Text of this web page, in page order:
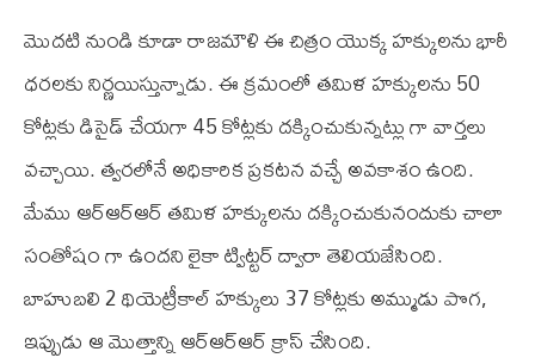
మొదటి నుండి కూడా రాజమౌళి ఈ చిత్రం యొక్క హక్కులను భారీ
ధరలకు నిర్ణయిస్తున్నాడు. ఈ క్రమంలో తమిళ హక్కులను 50
కోట్లకు డిసైడ్ చేయగా 45 కోట్లకు దక్కించుకున్నట్లు గా వార్తలు
వచ్చాయి. త్వరలోనే అధికారిక ప్రకటన వచ్చే అవకాశం ఉంది.
మేము ఆర్‌ఆర్‌ఆర్ తమిళ హక్కులను దక్కించుకునందుకు చాలా
సంతోషం గా ఉందని లైకా ట్విట్టర్ ద్వారా తెలియజేసింది.
బాహుబలి 2 థియెట్రీకాల్ హక్కులు 37 కోట్లకు అమ్ముడు పొగ,
ఇప్పుడు ఆ మొత్తాన్ని ఆర్‌ఆర్‌ఆర్ క్రాస్ చేసింది.